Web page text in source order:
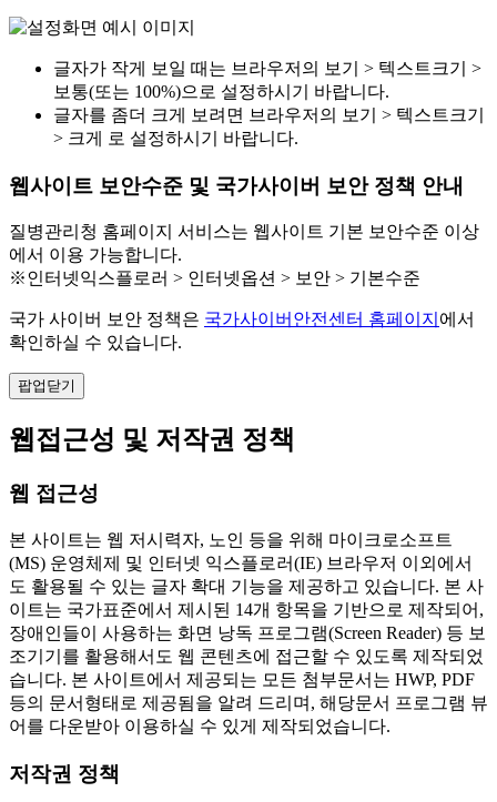
글자가 작게 보일 때는 브라우저의 보기 > 텍스트크기 >
보통(또는 100%)으로 설정하시기 바랍니다.
글자를 좀더 크게 보려면 브라우저의 보기 > 텍스트크기
> 크게 로 설정하시기 바랍니다.
웹사이트 보안수준 및 국가사이버 보안 정책 안내
질병관리청 홈페이지 서비스는 웹사이트 기본 보안수준 이상
에서 이용 가능합니다.
※인터넷익스플로러 > 인터넷옵션 > 보안 > 기본수준
국가 사이버 보안 정책은 국가사이버안전센터 홈페이지 에서
확인하실 수 있습니다.
팝업닫기
웹접근성 및 저작권 정책
웹 접근성
본 사이트는 웹 저시력자, 노인 등을 위해 마이크로소프트
(MS) 운영체제 및 인터넷 익스플로러(IE) 브라우저 이외에서
도 활용될 수 있는 글자 확대 기능을 제공하고 있습니다. 본 사
이트는 국가표준에서 제시된 14개 항목을 기반으로 제작되어,
장애인들이 사용하는 화면 낭독 프로그램(Screen Reader) 등 보
조기기를 활용해서도 웹 콘텐츠에 접근할 수 있도록 제작되었
습니다. 본 사이트에서 제공되는 모든 첨부문서는 HWP, PDF
등의 문서형태로 제공됨을 알려 드리며, 해당문서 프로그램 뷰
어를 다운받아 이용하실 수 있게 제작되었습니다.
저작권 정책